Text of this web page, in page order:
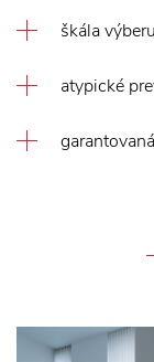
škála
atypické